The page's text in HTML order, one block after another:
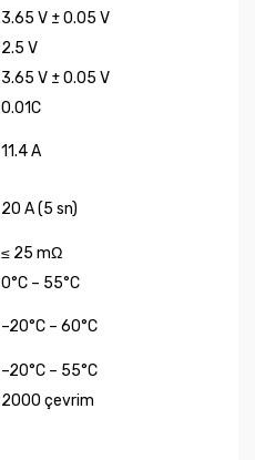
3.65 V ± 0.05 V
2.5 V
3.65 V ± 0.05 V
0.01C
11.4 A
20 A (5 sn)
≤ 25 mΩ
0°C – 55°C
–20°C – 60°C
–20°C – 55°C
2000 çevrim